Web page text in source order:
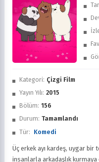
İzledim
Favorilere Ekle
Sonra İzle
Kategori: Çizgi Film
Yayın Yılı: 2015
Bölüm: 156
Durum: Tamamlandı
Tür: Komedi
Üç erkek ayı kardeş, uygar bir
insanlarla arkadaşlık kurmaya